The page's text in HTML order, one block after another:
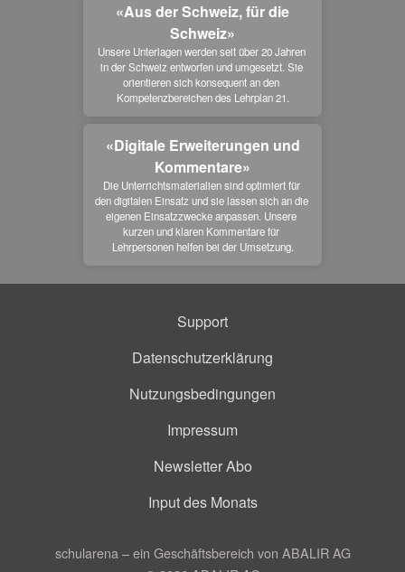
«Aus der Schweiz, für die
Schweiz»
Unsere Unterlagen werden seit über 20 Jahren
in der Schweiz entworfen und umgesetzt. Sie
orientieren sich konsequent an den
Kompetenzbereichen des Lehrplan 21.
«Digitale Erweiterungen und
Kommentare»
Die Unterrichtsmaterialien sind optimiert für
den digitalen Einsatz und sie lassen sich an die
eigenen Einsatzzwecke anpassen. Unsere
kurzen und klaren Kommentare für
Lehrpersonen helfen bei der Umsetzung.
Support
Datenschutzerklärung
Nutzungsbedingungen
Impressum
Newsletter Abo
Input des Monats
schularena – ein Geschäftsbereich von ABALIR AG